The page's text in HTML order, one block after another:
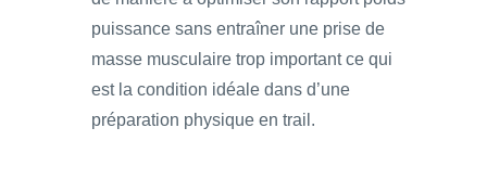
puissance sans entraîner une prise de
masse musculaire trop important ce qui
est la condition idéale dans d’une
préparation physique en trail.